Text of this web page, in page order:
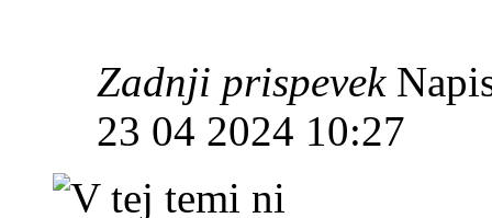
Zadnji prispevek
23 04 2024 10:27